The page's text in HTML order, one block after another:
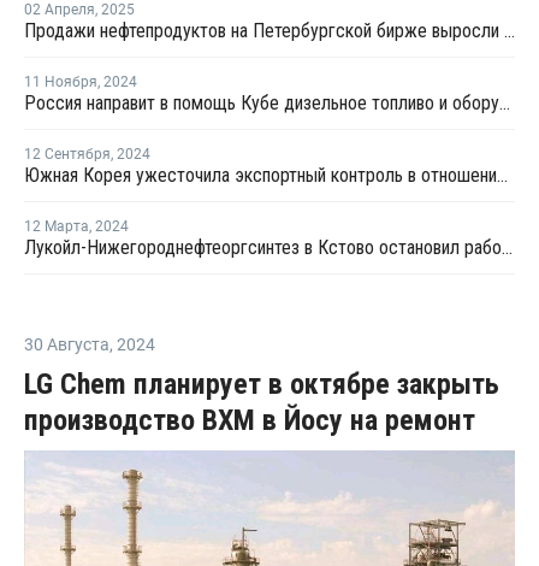
02 Апреля, 2025
Продажи нефтепродуктов на Петербургской бирже выросли в первом квартале на 7,3%
11 Ноября, 2024
Россия направит в помощь Кубе дизельное топливо и оборудование на USD62 млн
12 Сентября, 2024
Южная Корея ужесточила экспортный контроль в отношении России и Беларуси
12 Марта, 2024
Лукойл-Нижегороднефтеоргсинтез в Кстово остановил работу из-за атаки БПЛА
30 Августа, 2024
LG Chem планирует в октябре закрыть
производство ВХМ в Йосу на ремонт